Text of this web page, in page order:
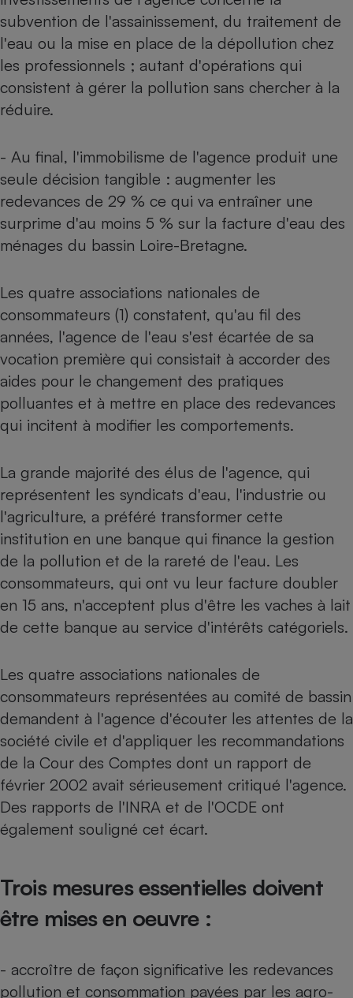
subvention de l'assainissement, du traitement de
l'eau ou la mise en place de la dépollution chez
les professionnels ; autant d'opérations qui
consistent à gérer la pollution sans chercher à la
réduire.
- Au final, l'immobilisme de l'agence produit une
seule décision tangible : augmenter les
redevances de 29 % ce qui va entraîner une
surprime d'au moins 5 % sur la facture d'eau des
ménages du bassin Loire-Bretagne.
Les quatre associations nationales de
consommateurs (1) constatent, qu'au fil des
années, l'agence de l'eau s'est écartée de sa
vocation première qui consistait à accorder des
aides pour le changement des pratiques
polluantes et à mettre en place des redevances
qui incitent à modifier les comportements.
La grande majorité des élus de l'agence, qui
représentent les syndicats d'eau, l'industrie ou
l'agriculture, a préféré transformer cette
institution en une banque qui finance la gestion
de la pollution et de la rareté de l'eau. Les
consommateurs, qui ont vu leur facture doubler
en 15 ans, n'acceptent plus d'être les vaches à lait
de cette banque au service d'intérêts catégoriels.
Les quatre associations nationales de
consommateurs représentées au comité de bassin
demandent à l'agence d'écouter les attentes de la
société civile et d'appliquer les recommandations
de la Cour des Comptes dont un rapport de
février 2002 avait sérieusement critiqué l'agence.
Des rapports de l'INRA et de l'OCDE ont
également souligné cet écart.
Trois mesures essentielles doivent
être mises en oeuvre :
- accroître de façon significative les redevances
pollution et consommation payées par les agro-
Ventilateur
Cafetière à expressos
Robot ménager
Climatiseur -
Ventilateur